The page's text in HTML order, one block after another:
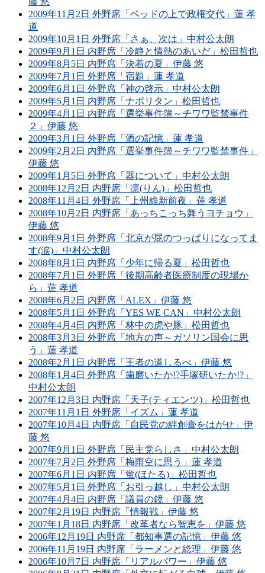
2009年11月2日 外野席「ベッドの上で政権交代」蓮 孝
道
2009年10月1日 外野席「さぁ、次は」中村公太朗
2009年9月1日 内野席「冷静と情熱のあいだ」松田哲也
2009年8月5日 内野席「決着の夏」伊藤 悠
2009年7月1日 外野席「宿題」蓮 孝道
2009年6月1日 外野席「神の啓示」中村公太朗
2009年5月1日 内野席「ナポリタン」松田哲也
2009年4月1日 内野席「選挙事件簿～チワワ監禁事件
２」伊藤 悠
2009年3月1日 外野席「酒の記憶」蓮 孝道
2009年2月2日 内野席「選挙事件簿～チワワ監禁事件」
伊藤 悠
2009年1月5日 外野席「器について」中村公太朗
2008年12月2日 内野席「凛(りん)」松田哲也
2008年11月4日 外野席「上州維新前夜」蓮 孝道
2008年10月2日 内野席「あっちこっち舞うヨチョウ」
伊藤 悠
2008年9月1日 外野席「北京が屁のつっぱりになってま
す(涙)」中村公太朗
2008年8月1日 内野席「少年に帰る夏」松田哲也
2008年7月1日 外野席「後期高齢者医療制度の現場か
ら」蓮 孝道
2008年6月2日 内野席「ALEX」伊藤 悠
2008年5月1日 外野席「YES WE CAN」中村公太朗
2008年4月4日 内野席「林中の虎や豚」松田哲也
2008年3月3日 外野席「地方の声～ガソリン国会に思
う」蓮 孝道
2008年2月1日 内野席「王者の道しるべ」伊藤 悠
2008年1月4日 外野席「歯磨いたか!?手塚研いたか!?」
中村公太朗
2007年12月3日 内野席「天子(ティエンツ)」松田哲也
2007年11月1日 外野席「イズム」蓮 孝道
2007年10月4日 内野席「自民党の絆創膏をはがせ」伊
藤 悠
2007年9月1日 外野席「民主党らしさ」中村公太朗
2007年7月2日 外野席「梅雨空に思う」蓮 孝道
2007年6月1日 内野席「蛍(ほたる)」松田哲也
2007年5月1日 外野席「お引っ越し」中村公太朗
2007年4月4日 内野席「議員の鏡」伊藤 悠
2007年2月19日 内野席「情報戦」伊藤 悠
2007年1月18日 内野席「改革者なら智恵を」伊藤 悠
2006年12月19日 内野席「都知事選の記憶」伊藤 悠
2006年11月19日 内野席「ラーメンと総理」伊藤 悠
2006年10月7日 内野席「リアルパワー」伊藤 悠